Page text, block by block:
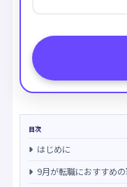
目次
はじめに
9月が転職におすすめ